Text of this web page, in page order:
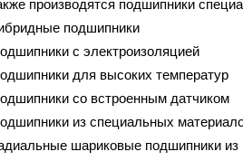
производятся подшипники
подшипники
с электроизоляцией
для высоких температур
сo встроенным датчиком
из специальных
шариковые подшипники